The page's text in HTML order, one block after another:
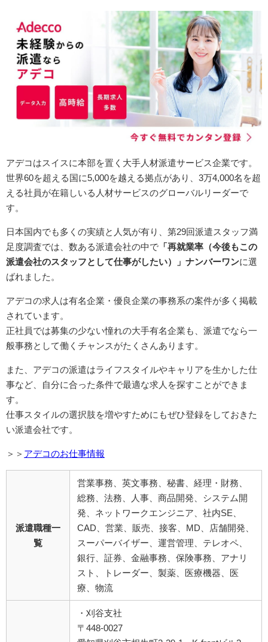
アデコは スイスに本部を置く大手人材派遣サービス企業です。
世界60を超える国に5,000を越える拠点があり、3万4,000名を超
える社員が在籍しいる人材サービスのグローバルリーダーで
す。
日本国内でも多くの実績と人気が有り、第29回派遣スタッフ満
足度調査では、数ある派遣会社の中で 「再就業率（今後もこの
派遣会社のスタッフとして仕事がしたい）」ナンバーワンに選
ばれました。
アデコの求人は有名企業・優良企業の事務系の案件が多く掲載
されています。
正社員では募集の少ない憧れの大手有名企業も、派遣でなら一
般事務として働くチャンスがたくさんあります。
また、アデコの派遣はライフスタイルやキャリアを生かした仕
事など、自分に合った条件で最適な求人を探すことができま
す。
仕事スタイルの選択肢を増やすためにもぜひ登録をしておきた
い派遣会社です。
＞＞ アデコのお仕事情報
派遣職種一
覧
営業事務、英文事務、秘書、経理・財務、
総務、法務、人事、商品開発、システム開
発、ネットワークエンジニア、社内SE、
CAD、営業、 販売、接客、MD、店舗開発、
スーパーバイザー、運営管理、テレオペ、
銀行、証券、金融事務、保険事務、アナリ
スト、トレーダー、製薬、医療機器、医
療、物流
・刈谷支社
〒448-0027